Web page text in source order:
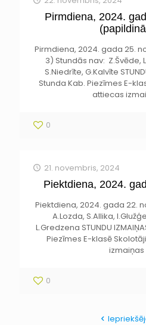
Pirmdiena, 2024.
Pirmdiena, 2024. gada 25.
3) Stundās nav: Z.Švēde,
S.Niedrīte, G.Kalvīte
Stunda Kab. Piezīmes E-
attiecas
0
21. novembris, 2024
Piektdiena, 2024.
Piektdiena, 2024. gada 22.
A.Lozda, S.Allika,
L.Gredzena STUNDU
Piezīmes E-klasē
izmaiņas
0